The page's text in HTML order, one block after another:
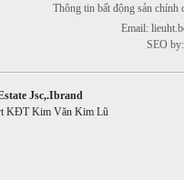
Thông tin bất động sản
Email:
SEO
Jsc,.Ibrand
KĐT Kim Văn Kim Lũ